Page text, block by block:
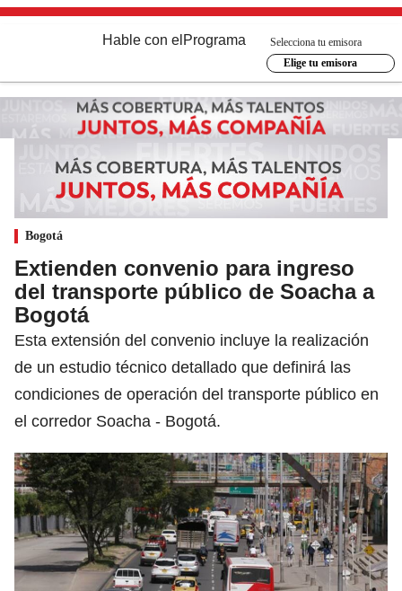
Hable con el Programa
Selecciona tu emisora
Elige tu emisora
Bogotá
Extienden convenio para ingreso
del transporte público de Soacha a
Bogotá
Esta extensión del convenio incluye la realización
de un estudio técnico detallado que definirá las
condiciones de operación del transporte público en
el corredor Soacha - Bogotá.